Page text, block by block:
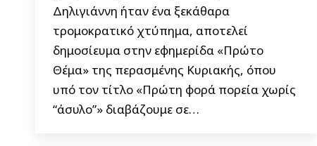
Δηλιγιάννη ήταν ένα ξεκάθαρα
τρομοκρατικό χτύπημα, αποτελεί
δημοσίευμα στην εφημερίδα «Πρώτο
Θέμα» της περασμένης Κυριακής, όπου
υπό τον τίτλο «Πρώτη φορά πορεία χωρίς
“άσυλο”» διαβάζουμε σε…